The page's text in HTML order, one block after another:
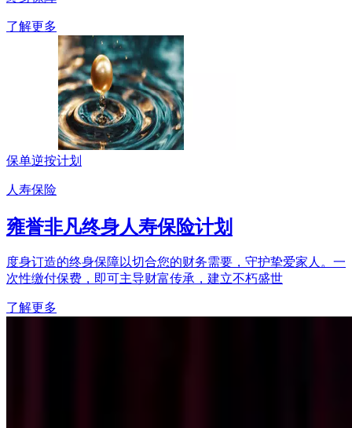
了解更多
保单逆按计划
人寿保险
雍誉非凡终身人寿保险计划
度身订造的终身保障以切合您的财务需要，守护挚爱家人。一
次性缴付保费，即可主导财富传承，建立不朽盛世
了解更多